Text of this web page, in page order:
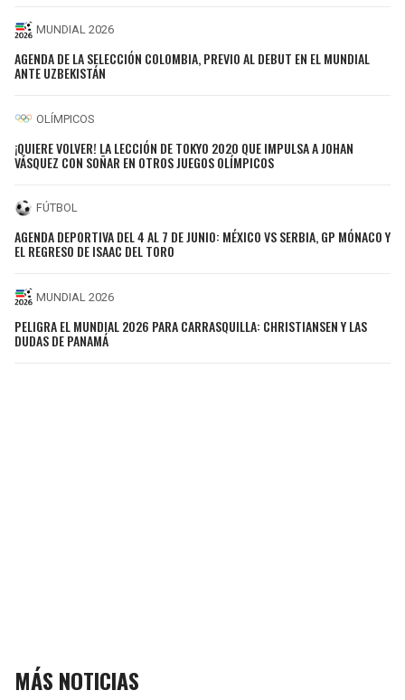
MUNDIAL 2026
AGENDA DE LA SELECCIÓN COLOMBIA, PREVIO AL DEBUT EN EL MUNDIAL
ANTE UZBEKISTÁN
OLÍMPICOS
¡QUIERE VOLVER! LA LECCIÓN DE TOKYO 2020 QUE IMPULSA A JOHAN
VÁSQUEZ CON SOÑAR EN OTROS JUEGOS OLÍMPICOS
FÚTBOL
AGENDA DEPORTIVA DEL 4 AL 7 DE JUNIO: MÉXICO VS SERBIA, GP MÓNACO Y
EL REGRESO DE ISAAC DEL TORO
MUNDIAL 2026
PELIGRA EL MUNDIAL 2026 PARA CARRASQUILLA: CHRISTIANSEN Y LAS
DUDAS DE PANAMÁ
MÁS NOTICIAS